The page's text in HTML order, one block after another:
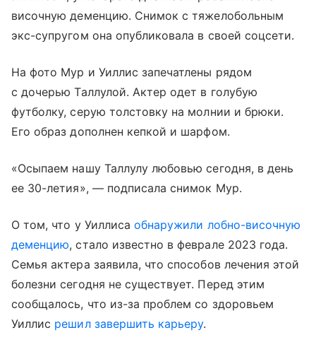
височную деменцию. Снимок с тяжелобольным
экс-супругом она опубликовала в своей соцсети.
На фото Мур и Уиллис запечатлены рядом
с дочерью Таллулой. Актер одет в голубую
футболку, серую толстовку на молнии и брюки.
Его образ дополнен кепкой и шарфом.
«Осыпаем нашу Таллулу любовью сегодня, в день
ее 30-летия», — подписала снимок Мур.
О том, что у Уиллисаобнаружили лобно-височную
деменцию, стало известно в феврале 2023 года.
Семья актера заявила, что способов лечения этой
болезни сегодня не существует. Перед этим
сообщалось, что из-за проблем со здоровьем
Уиллис решил завершить карьеру.